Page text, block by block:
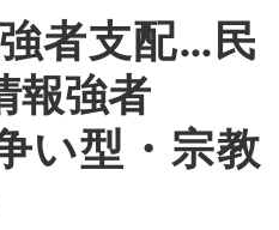
7章
章
章
章
者支配…民
報強者
い型・宗教